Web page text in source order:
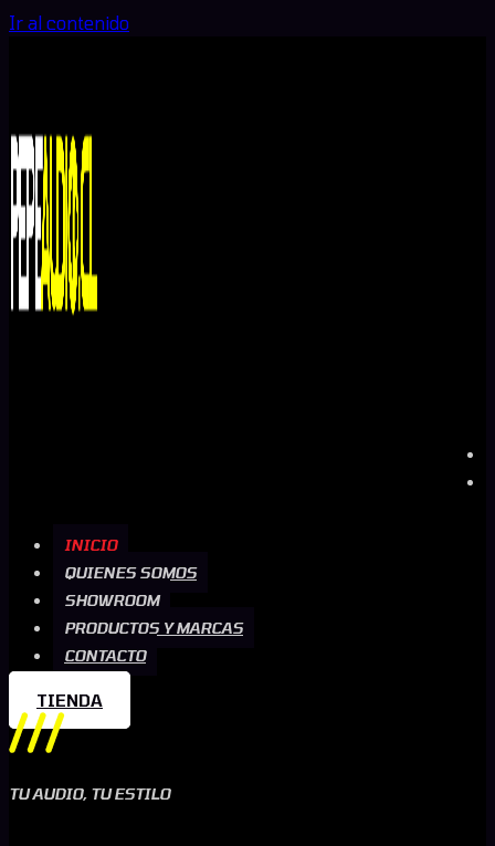
Ir al contenido
INICIO
QUIENES SOMOS
SHOWROOM
PRODUCTOS Y MARCAS
CONTACTO
TIENDA
TU AUDIO, TU ESTILO